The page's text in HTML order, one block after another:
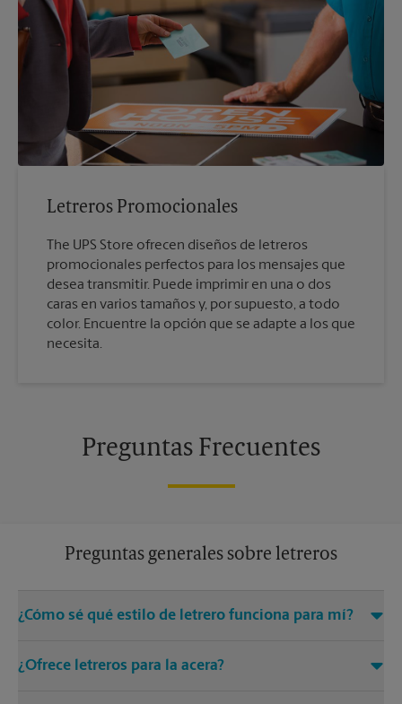
Letreros Promocionales
The UPS Store ofrecen diseños de letreros
promocionales perfectos para los mensajes que
desea transmitir. Puede imprimir en una o dos
caras en varios tamaños y, por supuesto, a todo
color. Encuentre la opción que se adapte a los que
necesita.
Preguntas Frecuentes
Preguntas generales sobre letreros
¿Cómo sé qué estilo de letrero funciona para mí?
7755 y estaremos encantados de ayudarle a encontrar la
¿Ofrece letreros para la acera?